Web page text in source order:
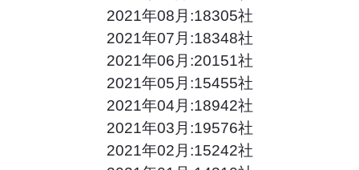
2021年08月:18305社
2021年07月:18348社
2021年06月:20151社
2021年05月:15455社
2021年04月:18942社
2021年03月:19576社
2021年02月:15242社